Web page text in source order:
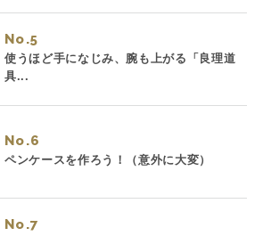
No.
使うほど手になじみ、腕も上がる「良理道
具...
No.
ペンケースを作ろう！（意外に大変）
No.